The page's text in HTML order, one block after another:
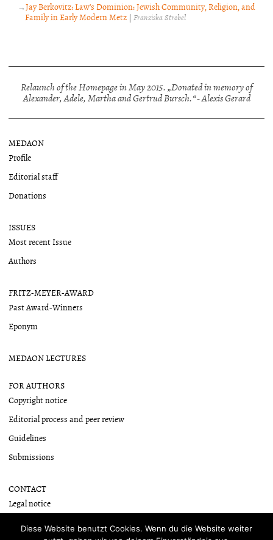
Jay Berkovitz: Law’s Dominion: Jewish Community, Religion, and
Family in Early Modern Metz | Franziska Strobel
Relaunch of the Homepage in May 2015. „Donated in memory of
Alexander, Adele, Martha and Gertrud Bursch.“ - Alexis Gerard
MEDAON
Profile
Editorial staff
Donations
ISSUES
Most recent Issue
Authors
FRITZ-MEYER-AWARD
Past Award-Winners
Eponym
MEDAON LECTURES
FOR AUTHORS
Copyright notice
Editorial process and peer review
Guidelines
Submissions
CONTACT
Legal notice
Diese Website benutzt Cookies. Wenn du die Website weiter